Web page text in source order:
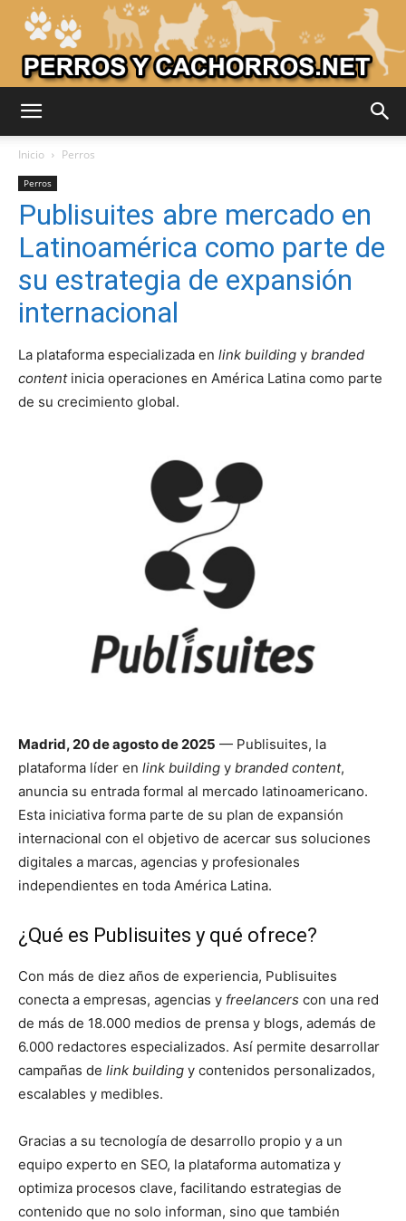
Perros
–
Razas
Perros
de
Cachorros
Inicio Perros
Perros
Publisuites abre mercado en
Latinoamérica como parte de
su estrategia de expansión
internacional
La plataforma especializada en link building y branded
contentinicia operaciones en América Latina como parte
de su crecimiento global.
Madrid, 20 de agosto de 2025 — Publisuites, la
plataforma líder en link building y branded content,
anuncia su entrada formal al mercado latinoamericano.
Esta iniciativa forma parte de su plan de expansión
internacional con el objetivo de acercar sus soluciones
digitales a marcas, agencias y profesionales
independientes en toda América Latina.
¿Qué es Publisuites y qué ofrece?
Con más de diez años de experiencia, Publisuites
conecta a empresas, agencias y freelancers con una red
de más de 18.000 medios de prensa y blogs, además de
6.000 redactores especializados. Así permite desarrollar
campañas de link building y contenidos personalizados,
escalables y medibles.
Gracias a su tecnología de desarrollo propio y a un
equipo experto en SEO, la plataforma automatiza y
optimiza procesos clave, facilitando estrategias de
contenido que no solo informan, sino que también